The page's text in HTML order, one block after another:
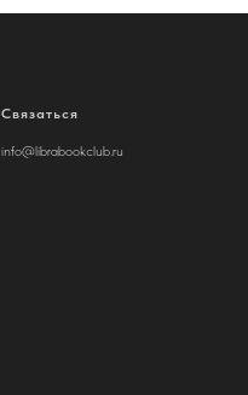
Связаться
info@librabookclub.ru